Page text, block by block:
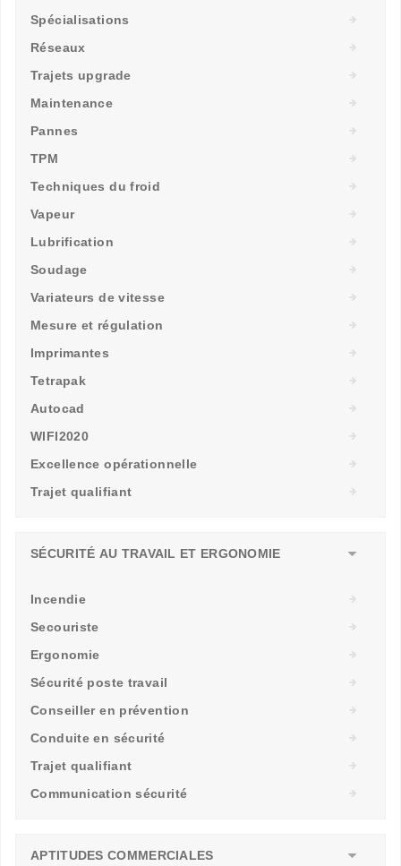
Spécialisations
Réseaux
Trajets upgrade
Maintenance
Pannes
TPM
Techniques du froid
Vapeur
Lubrification
Soudage
Variateurs de vitesse
Mesure et régulation
Imprimantes
Tetrapak
Autocad
WIFI2020
Excellence opérationnelle
Trajet qualifiant
SÉCURITÉ AU TRAVAIL ET ERGONOMIE
Incendie
Secouriste
Ergonomie
Sécurité poste travail
Conseiller en prévention
Conduite en sécurité
Trajet qualifiant
Communication sécurité
APTITUDES COMMERCIALES